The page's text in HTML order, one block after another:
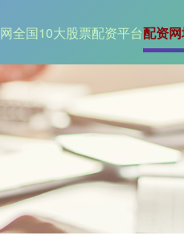
全国10大股票配资平台配资